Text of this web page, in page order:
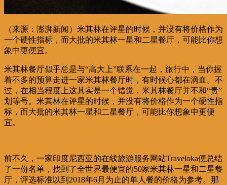
（来源：澎湃新闻）米其林在评星的时候，并没有将价格作为
一个硬性指标，而大批的米其林一星和二星餐厅，可能比你想
象中更便宜。
米其林餐厅似乎总是与“高大上”联系在一起，旅行中，当你握
着不多的预算走进一家米其林餐厅时，有时候心都在滴血。不
过，在相当程度上这其实是一个错觉，米其林餐厅并不和“贵”
划等号。米其林在评星的时候，并没有将价格作为一个硬性指
标，而大批的米其林一星和二星餐厅，可能比你想象中更便
宜。
前不久，一家印度尼西亚的在线旅游服务网站Traveloka便总结
了一份名单，找到了全世界最便宜的50家米其林一星和二星餐
厅，评选标准以到2018年6月为止的单人餐的价格为参考。那